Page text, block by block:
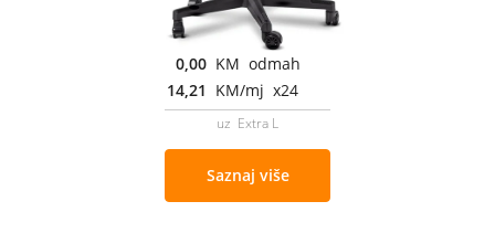
0,00 KM odmah
14,21 KM/mj x24
uz Extra L
Saznaj više